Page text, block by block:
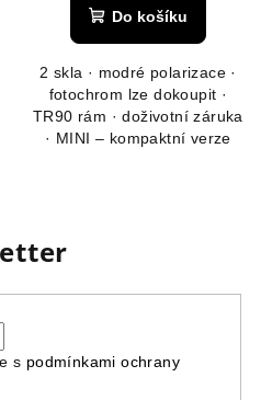
Do košíku
2 skla · modré polarizace ·
fotochrom lze dokoupit ·
TR90 rám · doživotní záruka
· MINI – kompaktní verze
s podmínkami ochrany